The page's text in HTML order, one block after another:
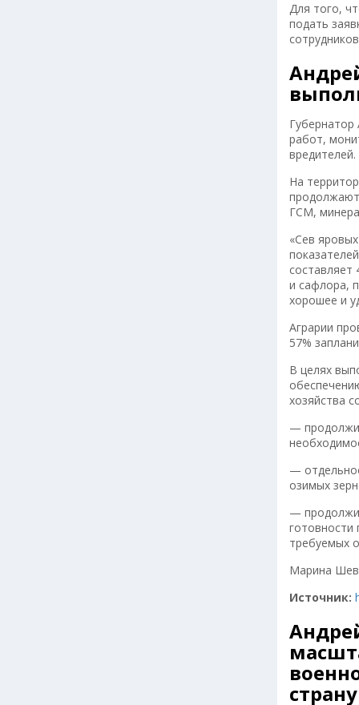
Для того,
подать
работ,
вредителей.
На
ГСМ,
«Сев
и сафлора,
хорошее и
Аграрии
57%
В целях
хозяйства
—
—
озимых
—
готовности
требуемых
Марина
Источник:
страну